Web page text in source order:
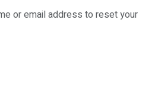
or email address to reset your